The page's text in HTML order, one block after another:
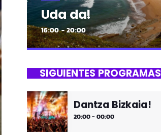
Uda da!
16:00 - 20:00
Uda da!
¡Toda la música!
SIGUIENTES PROGRAMAS
Dantza Bizkaia!
20:00 - 00:00